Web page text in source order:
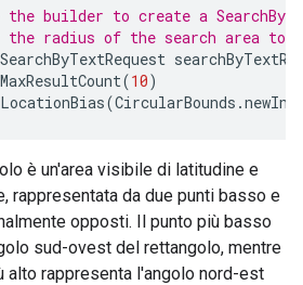
the builder to create a
radius of the search area to
SearchByTextRequest
(10)
(CircularBounds .
è un'area visibile di latitudine e
rappresentata da due punti basso e
opposti. Il punto più basso
sud-ovest del rettangolo, mentre
alto rappresenta l'angolo nord-est